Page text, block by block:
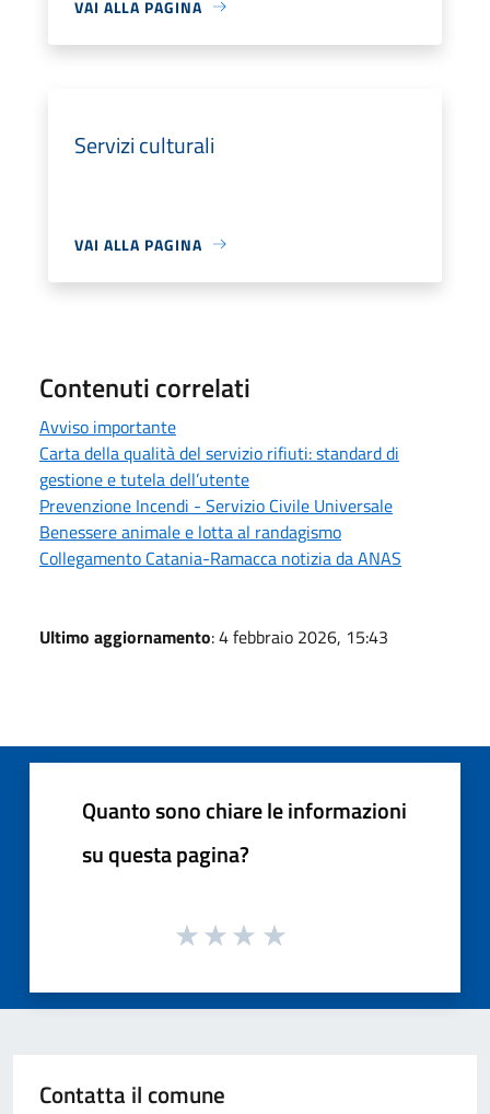
VAI ALLA PAGINA
Servizi culturali
VAI ALLA PAGINA
Contenuti correlati
Avviso importante
Carta della qualità del servizio rifiuti: standard di
gestione e tutela dell’utente
Prevenzione Incendi - Servizio Civile Universale
Benessere animale e lotta al randagismo
Collegamento Catania-Ramacca notizia da ANAS
Ultimo aggiornamento: 4 febbraio 2026, 15:43
Quanto sono chiare le informazioni
su questa pagina?
Contatta il comune